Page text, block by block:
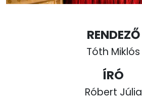
RENDEZŐ
Tóth Miklós
ÍRÓ
Róbert Júlia